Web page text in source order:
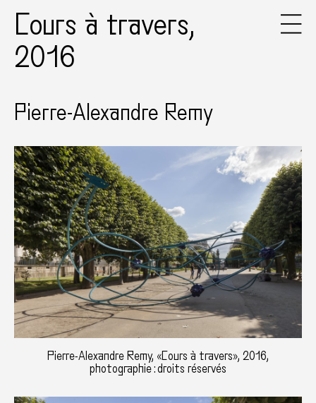
Cours à travers,
2016
Pierre-Alexandre Remy
Pierre-Alexandre Remy, «Cours à travers», 2016,
photographie : droits réservés